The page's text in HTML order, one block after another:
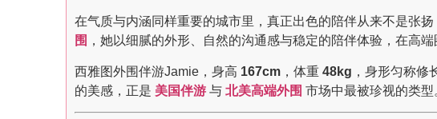
在气质与内涵同样重要的城市里，真正出色的陪伴从来不是张扬
围 ，她以细腻的外形、自然的沟通感与稳定的陪伴体验，在高端
西雅图外围伴游Jamie，身高 167cm ，体重 48kg ，身形匀称
的美感，正是 美国伴游 与 北美高端外围 市场中最被珍视的类型